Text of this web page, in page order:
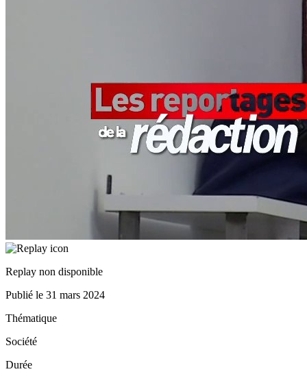
Replay non disponible
Publié le 31 mars 2024
Thématique
Société
Durée